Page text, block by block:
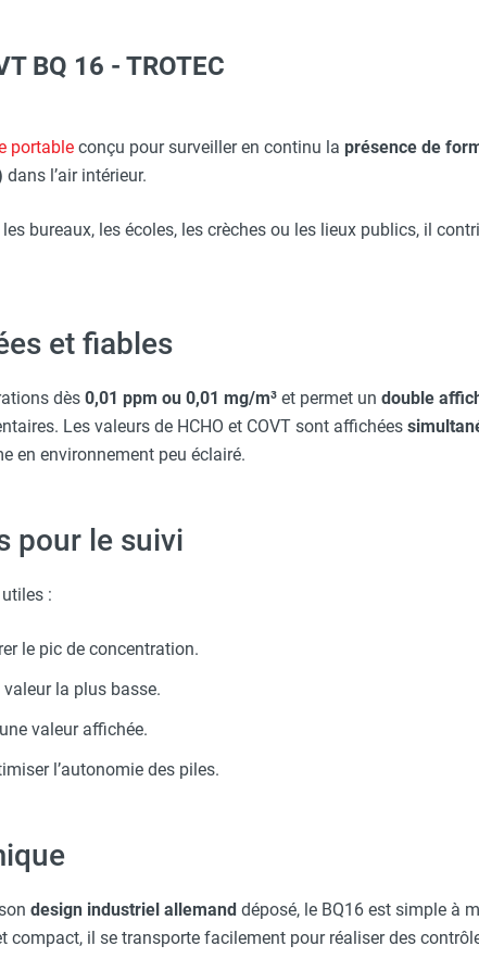
XXL - HUSQVARNA
XL - HUSQVARNA
BQ 16 - TROTEC
portable conçu pour surveiller en continu la présence de
dans l’air intérieur.
bureaux, les écoles, les crèches ou les lieux publics, il
et fiables
dès 0,01 ppm ou 0,01 mg/m³ et permet un double
Les valeurs de HCHO et COVT sont affichées
en environnement peu éclairé.
pour le suivi
:
le pic de concentration.
valeur la plus basse.
valeur affichée.
l’autonomie des piles.
design industriel allemand déposé, le BQ16 est simple à
compact, il se transporte facilement pour réaliser des